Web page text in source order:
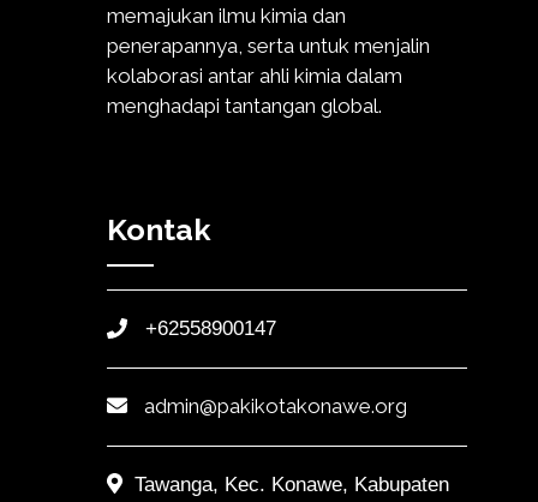
memajukan ilmu kimia dan
penerapannya, serta untuk menjalin
kolaborasi antar ahli kimia dalam
menghadapi tantangan global.
Kontak
+62558900147
admin@pakikotakonawe.org
Tawanga, Kec. Konawe, Kabupaten